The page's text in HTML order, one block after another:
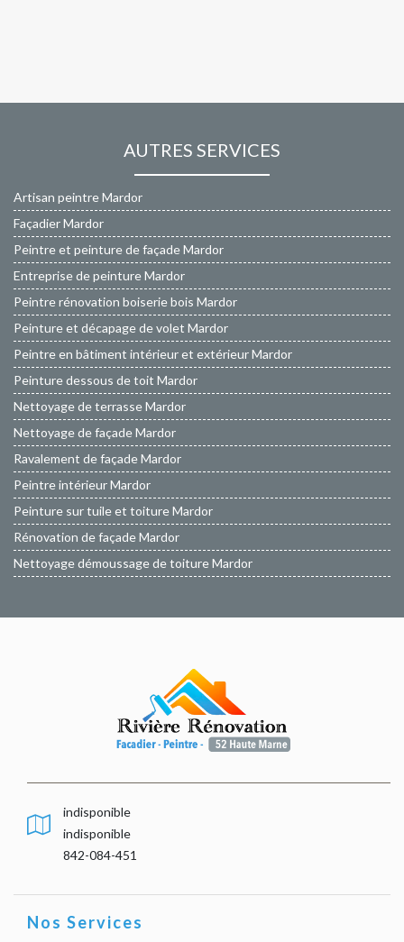
AUTRES SERVICES
Artisan peintre Mardor
Façadier Mardor
Peintre et peinture de façade Mardor
Entreprise de peinture Mardor
Peintre rénovation boiserie bois Mardor
Peinture et décapage de volet Mardor
Peintre en bâtiment intérieur et extérieur Mardor
Peinture dessous de toit Mardor
Nettoyage de terrasse Mardor
Nettoyage de façade Mardor
Ravalement de façade Mardor
Peintre intérieur Mardor
Peinture sur tuile et toiture Mardor
Rénovation de façade Mardor
Nettoyage démoussage de toiture Mardor
indisponible
indisponible
842-084-451
Nos Services